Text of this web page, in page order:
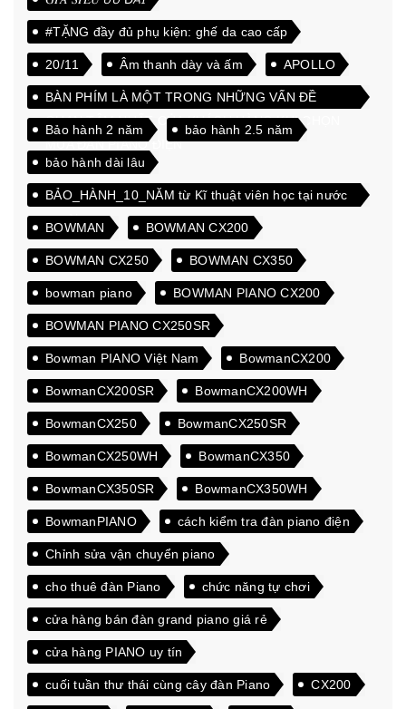
#TẶNG đầy đủ phụ kiện: ghế da cao cấp
20/11 Âm thanh dày và ấm APOLLO
BÀN PHÍM LÀ MỘT TRONG NHỮNG VẤN ĐỀ
QUAN TÂM NHẤT CỦA KHÁCH HÀNG KHI CHỌN
MUA ĐÀN PIANO ĐIỆN
Bảo hành 2 năm bảo hành 2.5 năm
bảo hành dài lâu
BẢO_HÀNH_10_NĂM từ Kĩ thuật viên học tại nước
ngoài
BOWMAN BOWMAN CX200
BOWMAN CX250 BOWMAN CX350
bowman piano BOWMAN PIANO CX200
BOWMAN PIANO CX250SR
Bowman PIANO Việt Nam BowmanCX200
BowmanCX200SR BowmanCX200WH
BowmanCX250 BowmanCX250SR
BowmanCX250WH BowmanCX350
BowmanCX350SR BowmanCX350WH
BowmanPIANO cách kiểm tra đàn piano điện
Chỉnh sửa vận chuyển piano
cho thuê đàn Piano chức năng tự chơi
cửa hàng bán đàn grand piano giá rẻ
cửa hàng PIANO uy tín
cuối tuần thư thái cùng cây đàn Piano CX200